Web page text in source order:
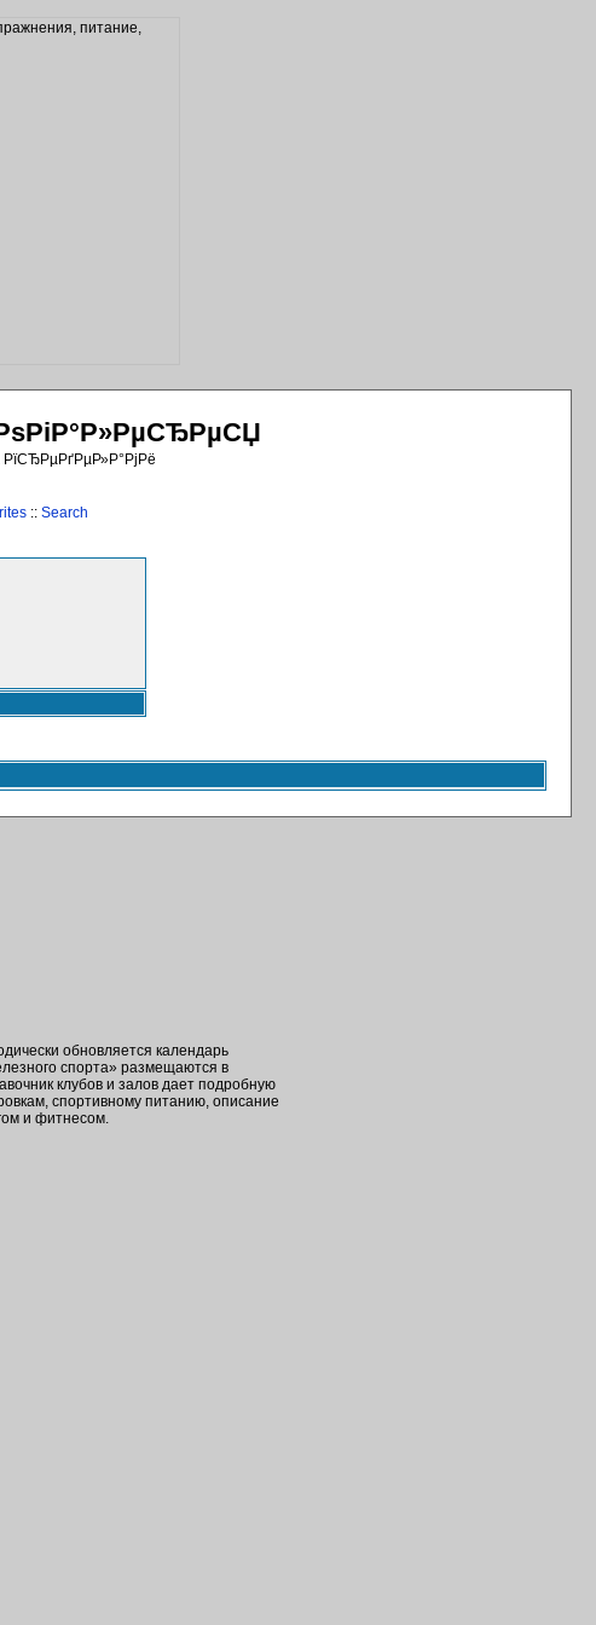
:: Search
обновляется календарь
спорта» размещаются в
клубов и залов дает подробную
спортивному питанию, описание
и фитнесом.